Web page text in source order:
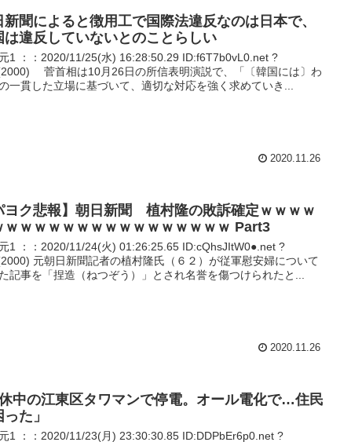
新聞によると徴用工で国際法違反なのは日本で、
は違反していないとのことらしい
1 ：：2020/11/25(水) 16:28:50.29 ID:f6T7b0vL0.net ?
菅首相は10月26日の所信表明演説で、「〔韓国には〕わ
一貫した立場に基づいて、適切な対応を強く求めていき...
2020.11.26
ヨク悲報】朝日新聞 植村隆の敗訴確定ｗｗｗｗ
ｗｗｗｗｗｗｗｗｗｗｗｗｗｗｗｗ Part3
1 ：：2020/11/24(火) 01:26:25.65 ID:cQhsJItW0●.net ?
元朝日新聞記者の植村隆氏（６２）が従軍慰安婦について
記事を「捏造（ねつぞう）」とされ名誉を傷つけられたと...
2020.11.26
中の江東区タワマンで停電。オール電化で…住民
た」
1 ：：2020/11/23(月) 23:30:30.85 ID:DDPbEr6p0.net ?